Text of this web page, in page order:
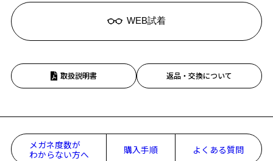
WEB試着
取扱説明書 返品・交換について
メガネ度数が
わからない方へ
購入手順 よくある質問